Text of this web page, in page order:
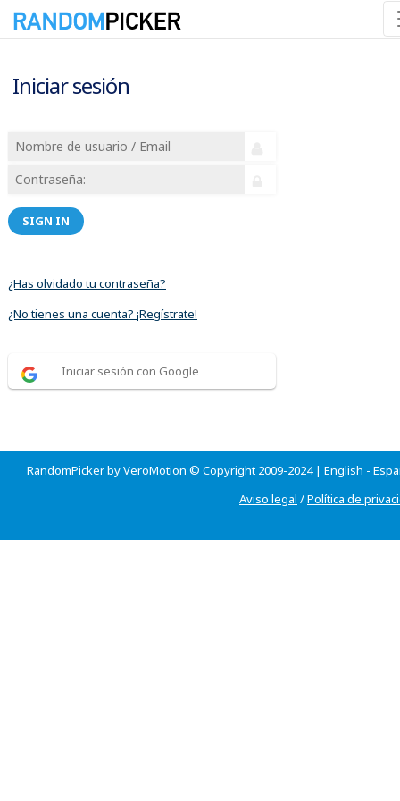
Iniciar sesión
SIGN IN
¿Has olvidado tu contraseña?
¿No tienes una cuenta? ¡Regístrate!
Iniciar sesión con Google
RandomPicker by VeroMotion © Copyright 2009-2024 | English -
Aviso legal /Política de